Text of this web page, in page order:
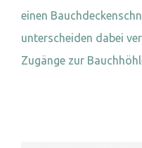
einen
unterscheiden dabei
Zugänge zur